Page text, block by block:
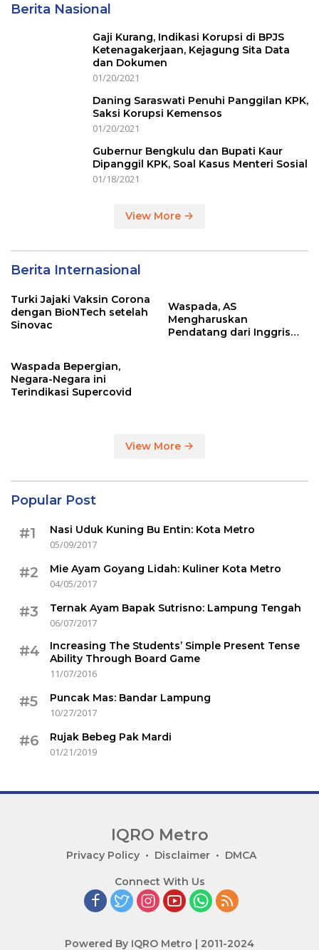
Berita Nasional
Gaji Kurang, Indikasi Korupsi di BPJS
Ketenagakerjaan, Kejagung Sita Data
dan Dokumen
01/20/2021
Daning Saraswati Penuhi Panggilan KPK,
Saksi Korupsi Kemensos
01/20/2021
Gubernur Bengkulu dan Bupati Kaur
Dipanggil KPK, Soal Kasus Menteri Sosial
01/18/2021
View More
Berita Internasional
Turki Jajaki Vaksin Corona
dengan BioNTech setelah
Sinovac
Waspada, AS
Mengharuskan
Pendatang dari Inggris
Waspada Bepergian,
Negara-Negara ini
Terindikasi Supercovid
View More
Popular Post
#1
Nasi Uduk Kuning Bu Entin: Kota Metro
05/09/2017
#2
Mie Ayam Goyang Lidah: Kuliner Kota Metro
04/05/2017
#3
Ternak Ayam Bapak Sutrisno: Lampung Tengah
06/07/2017
#4
Increasing The Students’ Simple Present Tense
Ability Through Board Game
11/07/2016
#5
Puncak Mas: Bandar Lampung
10/27/2017
#6
Rujak Bebeg Pak Mardi
01/21/2019
IQRO Metro
Privacy Policy Disclaimer DMCA
Connect With Us
Powered By IQRO Metro | 2011-2024